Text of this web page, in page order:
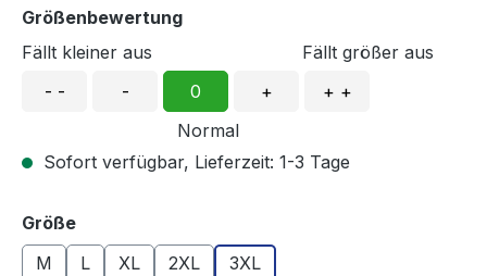
Größenbewertung
Fällt kleiner aus
Fällt größer aus
- -
- 0 +
+ +
Normal
Sofort verfügbar, Lieferzeit: 1-3 Tage
Größeauswählen
M
L XL 2XL 3XL